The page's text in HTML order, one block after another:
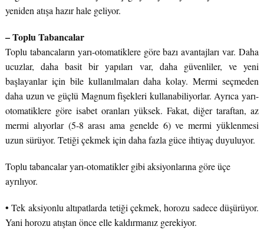
yeniden atışa hazır hale geliyor.
– Toplu Tabancalar
Toplu tabancaların yarı-otomatiklere göre bazı avantajları var. Daha
ucuzlar, daha basit bir yapıları var, daha güvenliler, ve yeni
başlayanlar için bile kullanılmaları daha kolay. Mermi seçmeden
daha uzun ve güçlü Magnum fişekleri kullanabiliyorlar. Ayrıca yarı-
otomatiklere göre isabet oranları yüksek. Fakat, diğer taraftan, az
mermi alıyorlar (5-8 arası ama genelde 6) ve mermi yüklenmesi
uzun sürüyor. Tetiği çekmek için daha fazla güce ihtiyaç duyuluyor.
Toplu tabancalar yarı-otomatikler gibi aksiyonlarına göre üçe
ayrılıyor.
• Tek aksiyonlu altıpatlarda tetiği çekmek, horozu sadece düşürüyor.
Yani horozu atıştan önce elle kaldırmanız gerekiyor.